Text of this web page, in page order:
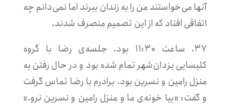
آنها می‌خواستند من را به زندان ببرند اما نمی‌دانم چه
اتفاقی افتاد که از این تصمیم منصرف شدند.
۳۷. ساعت ۱۱:۳۰ بود. جلسه‌ی رضا با گروه
کلیسایی یزدان‌شهر تمام شده بود و در حال رفتن به
منزل رامین و نسرین بود. برادرم با رضا تماس گرفت
و گفت: «بیا خونه‌‌ی ما و منزل رامین و نسرین نرو.»